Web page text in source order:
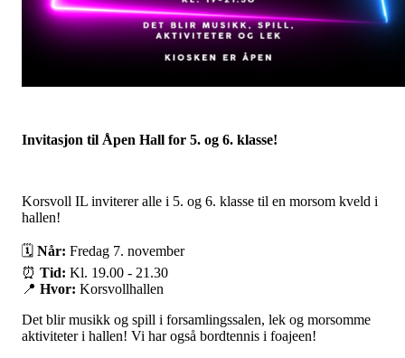
Invitasjon til Åpen Hall for 5. og 6. klasse!
Korsvoll IL inviterer alle i 5. og 6. klasse til en morsom kveld i
hallen!
🗓 Når: Fredag 7. november
⏰ Tid: Kl. 19.00 - 21.30
📍 Hvor: Korsvollhallen
Det blir musikk og spill i forsamlingssalen, lek og morsomme
aktiviteter i hallen! Vi har også bordtennis i foajeen!